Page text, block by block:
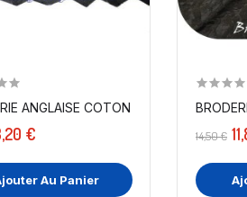
NOIR...
ANGLAISE COTON AU MÈTRE EN 10
€
Au Panier
14,50 €